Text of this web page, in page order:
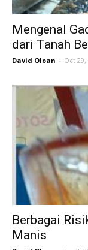
Mengenal
dari Tanah
David Oloan - Oct 29,
Berbagai
Manis